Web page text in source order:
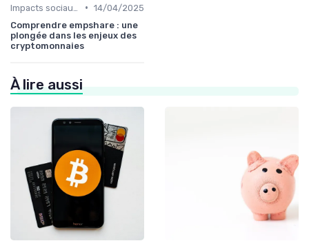
• 14/04/2025
Comprendre empshare : une
plongée dans les enjeux des
cryptomonnaies
À lire aussi